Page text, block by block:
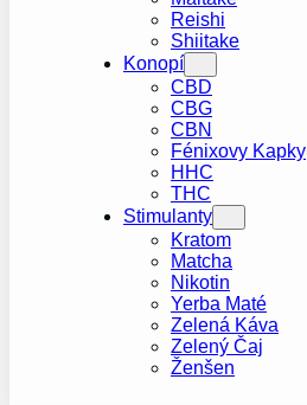
Reishi
Shiitake
Konopí
CBD
CBG
CBN
Fénixovy Kapky
HHC
THC
Stimulanty
Kratom
Matcha
Nikotin
Yerba Maté
Zelená Káva
Zelený Čaj
Ženšen